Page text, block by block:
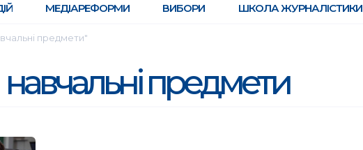
МЕДІАРЕФОРМИ ВИБОРИ ШКОЛА ЖУРНАЛІСТИКИ
предмети"
навчальні предмети